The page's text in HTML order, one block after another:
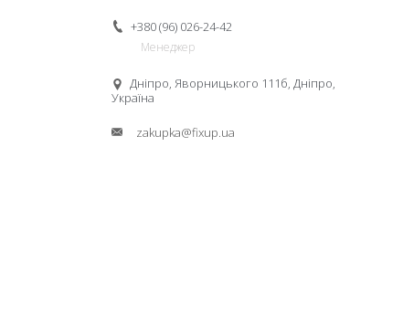
+380 (96) 026-24-42
Менеджер
Дніпро, Яворницького 111б, Дніпро,
Україна
zakupka@fixup.ua